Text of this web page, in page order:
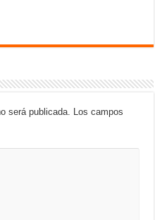
será publicada. Los campos